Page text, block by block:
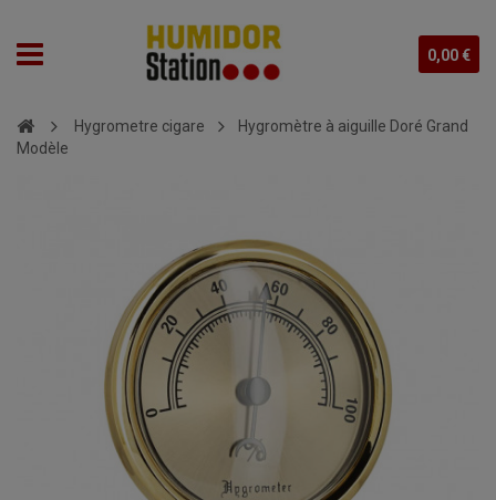
0,00 €
Hygrometre cigare
Hygromètre à aiguille Doré Grand
Modèle